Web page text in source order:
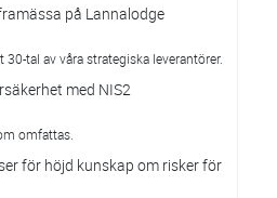
på Lannalodge
tal av våra strategiska leverantörer.
med NIS2
omfattas.
för höjd kunskap om risker för